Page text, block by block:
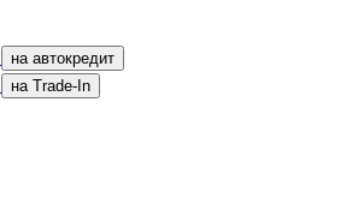
на автокредит
на Trade-In